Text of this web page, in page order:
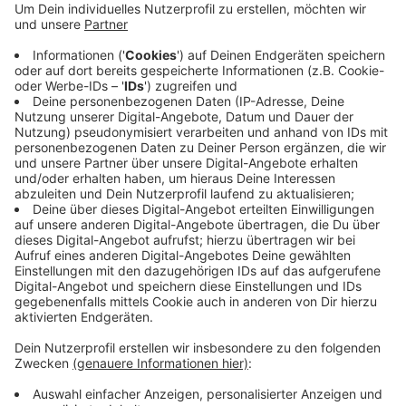
Anzeige
Bei dem Einsatz gestern Abend musste wegen
Hochspannungs-Gefahr ein Mitarbeiter von Westnetz
helfen. Der Greifvogel konnte schließlich aus seiner
misslichen Lage befreit werden. Die Einsatzkräfte der
Feuerwehr brachten den verletzten Bussard zu einem
Tierarzt.
Anzeige
Anzeige